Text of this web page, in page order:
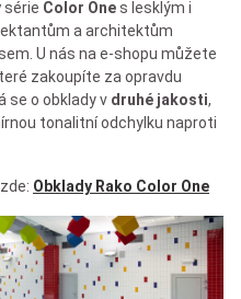
série Color Ones lesklým i
a architektům
U nás na e-shopu můžete
zakoupíte za opravdu
se o obklady v druhé jakosti,
tonalitní odchylku naproti
Obklady Rako Color One